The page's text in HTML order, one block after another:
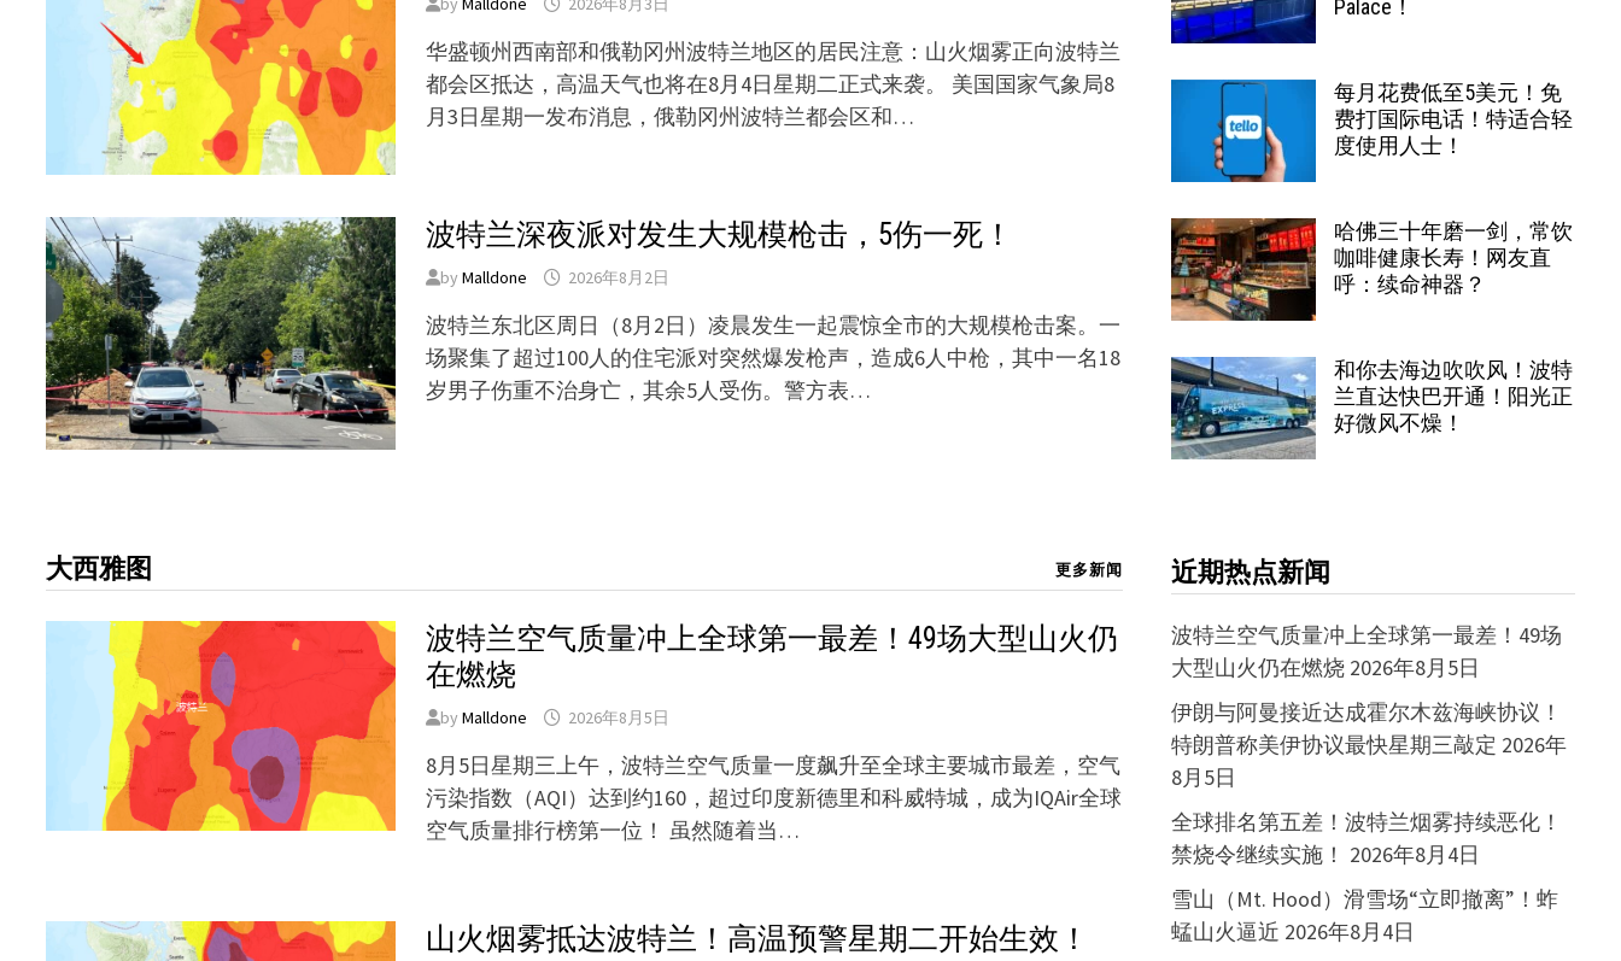
华盛顿州西南部和俄勒冈州波特兰地区的居民注意：山火烟雾正向波特兰
都会区抵达，高温天气也将在8月4日星期二正式来袭。 美国国家气象局8
月3日星期一发布消息，俄勒冈州波特兰都会区和…
波特兰深夜派对发生大规模枪击，5伤一死！
byMalldone 2026年8月2日
波特兰东北区周日（8月2日）凌晨发生一起震惊全市的大规模枪击案。一
场聚集了超过100人的住宅派对突然爆发枪声，造成6人中枪，其中一名18
岁男子伤重不治身亡，其余5人受伤。警方表…
大西雅图 更多新闻
波特兰空气质量冲上全球第一最差！49场大型山火仍
在燃烧
byMalldone 2026年8月5日
8月5日星期三上午，波特兰空气质量一度飙升至全球主要城市最差，空气
污染指数（AQI）达到约160，超过印度新德里和科威特城，成为IQAir全球
空气质量排行榜第一位！ 虽然随着当…
山火烟雾抵达波特兰！高温预警星期二开始生效！
Palace！
每月花费低至5美元！免
费打国际电话！特适合轻
度使用人士！
哈佛三十年磨一剑，常饮
咖啡健康长寿！网友直
呼：续命神器？
和你去海边吹吹风！波特
兰直达快巴开通！阳光正
好微风不燥！
近期热点新闻
波特兰空气质量冲上全球第一最差！49场
大型山火仍在燃烧 2026年8月5日
伊朗与阿曼接近达成霍尔木兹海峡协议！
特朗普称美伊协议最快星期三敲定 2026年
8月5日
全球排名第五差！波特兰烟雾持续恶化！
禁烧令继续实施！ 2026年8月4日
雪山（Mt. Hood）滑雪场“立即撤离”！蚱
蜢山火逼近 2026年8月4日